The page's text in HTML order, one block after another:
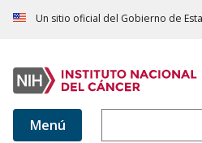
Un sitio oficial del Gobierno de
Menú